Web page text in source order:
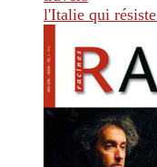
l'Italie qui résiste